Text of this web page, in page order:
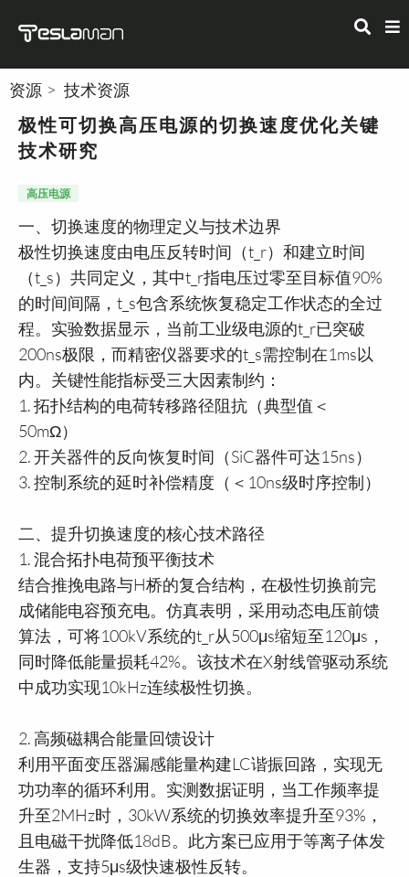
资源 技术资源
极性可切换高压电源的切换速度优化关键
技术研究
高压电源
一、切换速度的物理定义与技术边界
极性切换速度由电压反转时间（t_r）和建立时间
（t_s）共同定义，其中t_r指电压过零至目标值90%
的时间间隔，t_s包含系统恢复稳定工作状态的全过
程。实验数据显示，当前工业级电源的t_r已突破
200ns极限，而精密仪器要求的t_s需控制在1ms以
内。关键性能指标受三大因素制约：
1. 拓扑结构的电荷转移路径阻抗（典型值＜
50mΩ）
2. 开关器件的反向恢复时间（SiC器件可达15ns）
3. 控制系统的延时补偿精度（＜10ns级时序控制）
二、提升切换速度的核心技术路径
1. 混合拓扑电荷预平衡技术
结合推挽电路与H桥的复合结构，在极性切换前完
成储能电容预充电。仿真表明，采用动态电压前馈
算法，可将100kV系统的t_r从500μs缩短至120μs，
同时降低能量损耗42%。该技术在X射线管驱动系统
中成功实现10kHz连续极性切换。
2. 高频磁耦合能量回馈设计
利用平面变压器漏感能量构建LC谐振回路，实现无
功功率的循环利用。实测数据证明，当工作频率提
升至2MHz时，30kW系统的切换效率提升至93%，
且电磁干扰降低18dB。此方案已应用于等离子体发
生器，支持5μs级快速极性反转。